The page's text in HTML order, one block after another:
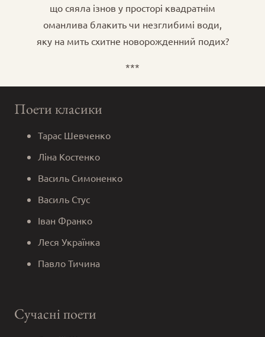
що сяяла ізнов у просторі квадратнім
оманлива блакить чи незглибимі води,
яку на мить схитне новорожденний подих?
***
Поети класики
Тарас Шевченко
Ліна Костенко
Василь Симоненко
Василь Стус
Іван Франко
Леся Українка
Павло Тичина
Сучасні поети